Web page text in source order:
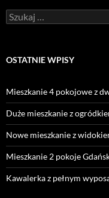
Szukaj:
OSTATNIE WPISY
Mieszkanie 4 pokojowe z
Duże mieszkanie z
Nowe mieszkanie z
Mieszkanie 2 pokoje
Kawalerka z pełnym